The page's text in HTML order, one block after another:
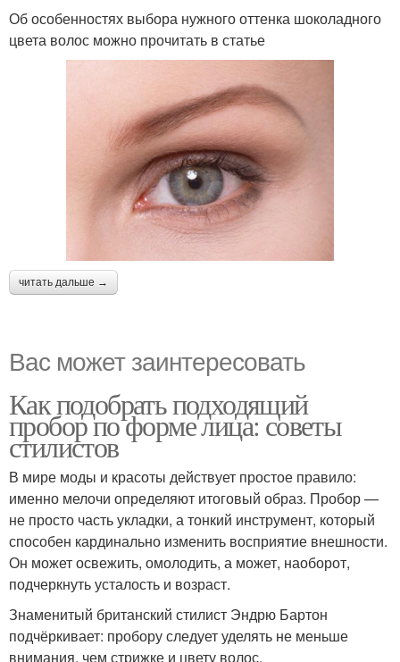
Об особенностях выбора нужного оттенка шоколадного
цвета волос можно прочитать в статье
читать дальше →
Вас может заинтересовать
Как подобрать подходящий
пробор по форме лица: советы
стилистов
В мире моды и красоты действует простое правило:
именно мелочи определяют итоговый образ. Пробор —
не просто часть укладки, а тонкий инструмент, который
способен кардинально изменить восприятие внешности.
Он может освежить, омолодить, а может, наоборот,
подчеркнуть усталость и возраст.
Знаменитый британский стилист Эндрю Бартон
подчёркивает: пробору следует уделять не меньше
внимания, чем стрижке и цвету волос.